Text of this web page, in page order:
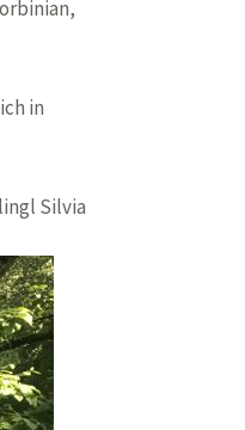
in
Silvia